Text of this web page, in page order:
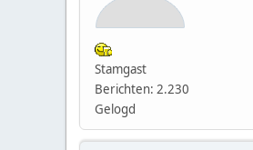
Stamgast
Berichten: 2.230
Gelogd